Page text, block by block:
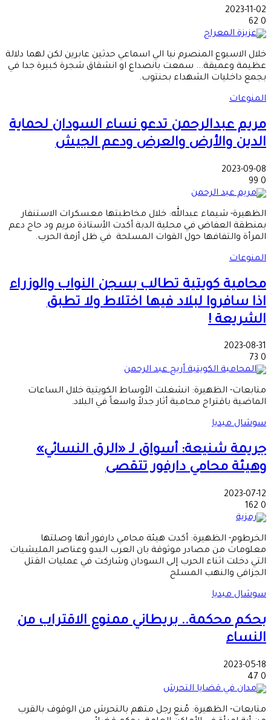
2023-11-02
0
خلال الاسبوع المنصرم نبا الي اسماعي حدثين عابرين لكن لهما دلالة
عظيمة وعميقة... سمعت بانصداع او انشقاق شجرة كبيرة جدا في
بجمع داخليات الشهداء بحنتوب.
المنوعات
مريم عبدالرحمن تدعو نساء السودان لحماية
الدين والأرض والعرض ودعم الجيش
2023-09-08
0
الظهيرة- شيماء عبدالله: خلال مخاطبتها معسكرات الاستنفار
بمنطقة العفاض في محلية الدبة أكدت الأستاذة مريم ود حاج دعم
المرأة والتفافها حول القوات المسلحة في ظل أزمة الحرب.
المنوعات
محامية كويتية تطالب بسجن النواب والوزراء
اذا سافروا لبلاد فيها اختلاط ولا تطبق
الشريعة !
2023-08-31
0
متابعات- الظهيرة: انشغلت الأوساط الكويتية خلال الساعات
الماضية باقتراح محامية أثار جدلاً واسعاً في البلاد.
سوشال ميديا
جريمة شنيعة: أسواق لـ «الرق النسائي»
وهيئة محامي دارفور تتقصى
2023-07-12
0
الخرطوم- الظهيرة: أكدت هيئة محامي دارفور أنها وصلتها
معلومات من مصادر موثوقة بان العرب البدو وعناصر المليشيات
التي دخلت اثناء الحرب إلى السودان وشاركت في عمليات القتل
الجزافي والنهب المسلح
سوشال ميديا
بحكم محكمة.. بريطاني ممنوع الاقتراب من
النساء
2023-05-18
0
متابعات- الظهيرة: مُنع رجل متهم بالتحرش من الوقوف بالقرب